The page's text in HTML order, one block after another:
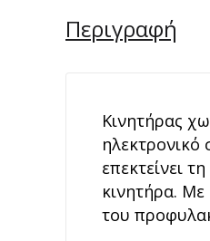
Περιγραφή
Κινητήρας
ηλεκτρονικό
επεκτείνει
κινητήρα.
του